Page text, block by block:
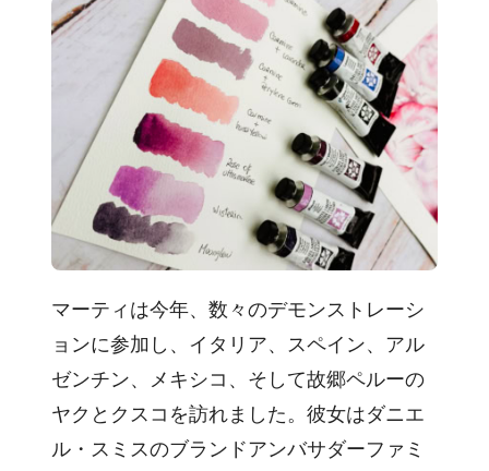
マーティは今年、数々のデモンストレーシ
ョンに参加し、イタリア、スペイン、アル
ゼンチン、メキシコ、そして故郷ペルーの
ヤクとクスコを訪れました。彼女はダニエ
ル・スミスのブランドアンバサダーファミ